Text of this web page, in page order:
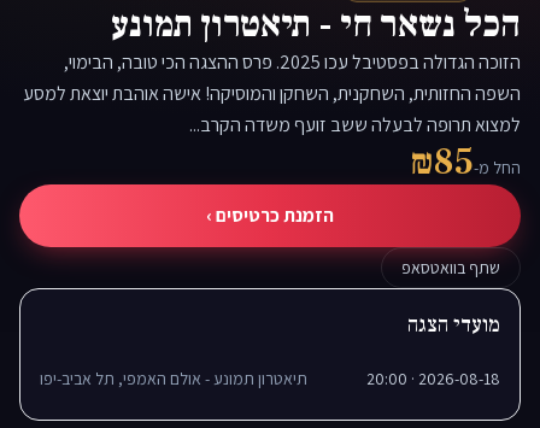
הכל נשאר חי - תיאטרון תמונע
הזוכה הגדולה בפסטיבל עכו 2025. פרס ההצגה הכי טובה, הבימוי,
השפה החזותית, השחקנית, השחקן והמוסיקה! אישה אוהבת יוצאת למסע
למצוא תרופה לבעלה ששב זועף משדה הקרב...
החל מ-₪85
הזמנת כרטיסים ›
שתף בוואטסאפ
מועדי הצגה
2026-08-18 · 20:00 תיאטרון תמונע - אולם האמפי, תל אביב-יפו